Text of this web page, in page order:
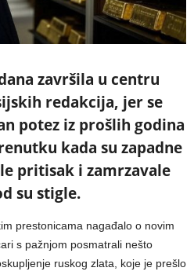
završila u centru
redakcija, jer se
potez iz prošlih godina
kada su zapadne
pritisak i zamrzavale
su stigle.
prestonicama nagađalo o novim
s pažnjom posmatrali nešto
ruskog zlata, koje je prešlo